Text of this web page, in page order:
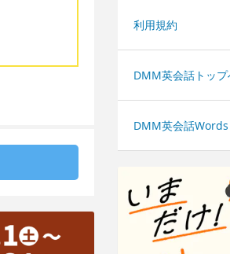
利用規約
DMM英会話トップ
DMM英会話